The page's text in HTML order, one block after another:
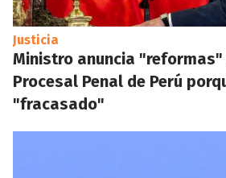
Justicia
Ministro anuncia "reformas"
Procesal Penal de Perú
"fracasado"